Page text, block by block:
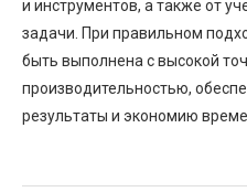
и инструментов, а также от
задачи. При правильном
быть выполнена с высокой
производительностью,
результаты и экономию